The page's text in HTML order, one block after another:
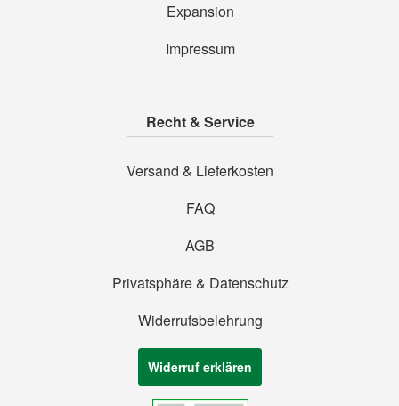
Expansion
Impressum
Recht & Service
Versand & Lieferkosten
FAQ
AGB
Privatsphäre & Datenschutz
Widerrufsbelehrung
Widerruf erklären